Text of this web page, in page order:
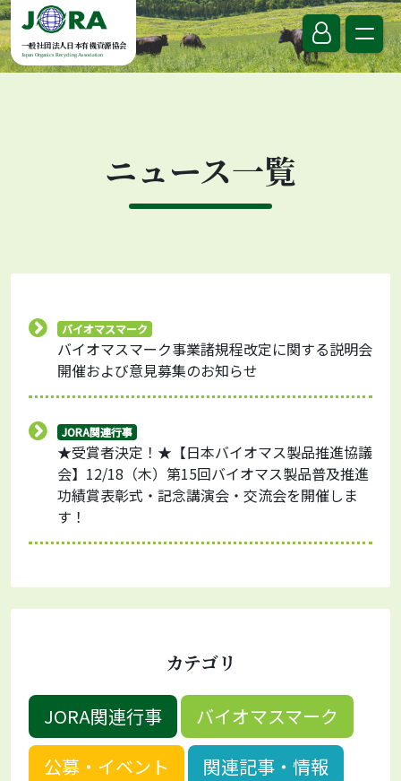
Skip to content
一般社団法人日本有機資源協会
Japan Organics Recycling Association
ニュース一覧
バイオマスマーク
バイオマスマーク事業諸規程改定に関する説明会
開催および意見募集のお知らせ
JORA関連行事
★受賞者決定！★【日本バイオマス製品推進協議
会】12/18（木）第15回バイオマス製品普及推進
功績賞表彰式・記念講演会・交流会を開催しま
す！
カテゴリ
JORA関連行事
バイオマスマーク
公募・イベント
関連記事・情報